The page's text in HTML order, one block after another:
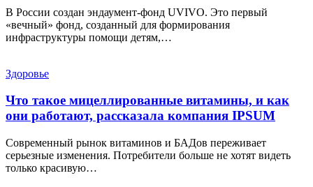
В России создан эндаумент-фонд UVIVO. Это первый
«вечный» фонд, созданный для формирования
инфраструктуры помощи детям,…
Здоровье
Что такое мицеллированные витамины, и как
они работают, рассказала компания IPSUM
Современный рынок витаминов и БАДов переживает
серьезные изменения. Потребители больше не хотят видеть
только красивую…